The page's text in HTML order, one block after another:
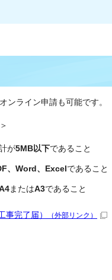
ンライン申請も可能です。
が5MB以下であること
、Word、Excelであること
またはA3であること
事完了届） （外部リンク）